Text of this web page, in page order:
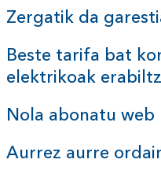
Zergatik da
Beste tarifa bat
elektrikoak
Nola abonatu
Aurrez aurre